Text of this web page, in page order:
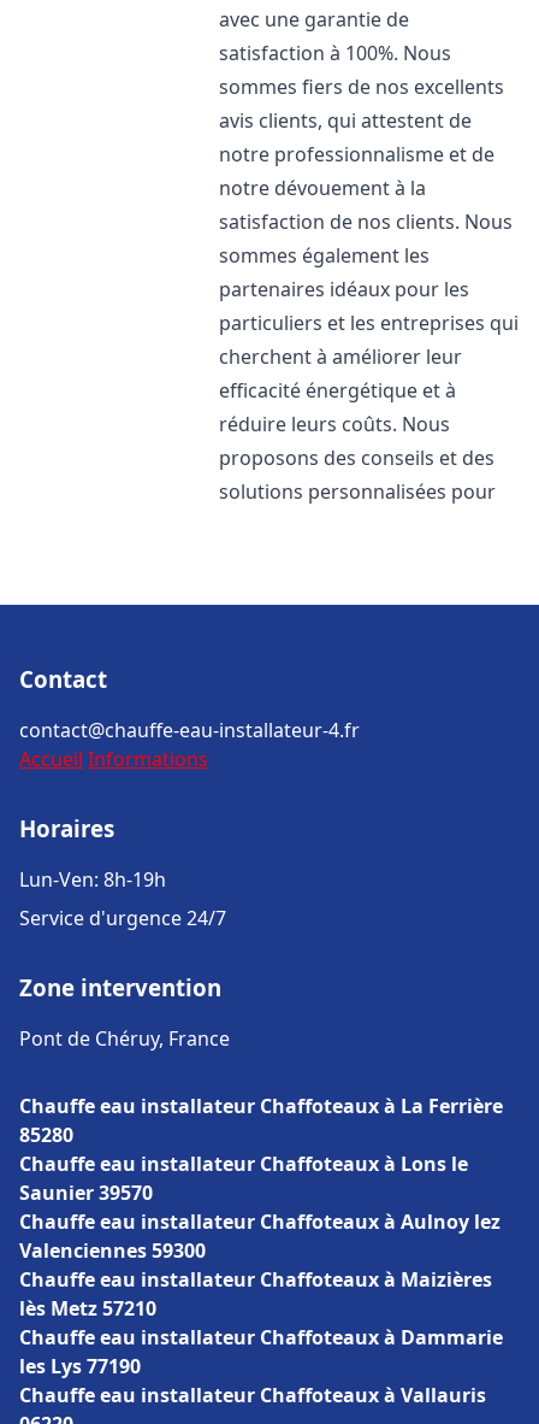
avec une garantie de
satisfaction à 100%. Nous
sommes fiers de nos excellents
avis clients, qui attestent de
notre professionnalisme et de
notre dévouement à la
satisfaction de nos clients. Nous
sommes également les
partenaires idéaux pour les
particuliers et les entreprises qui
cherchent à améliorer leur
efficacité énergétique et à
réduire leurs coûts. Nous
proposons des conseils et des
solutions personnalisées pour
Contact
contact@chauffe-eau-installateur-4.fr
Accueil Informations
Horaires
Lun-Ven: 8h-19h
Service d'urgence 24/7
Zone intervention
Pont de Chéruy, France
Chauffe eau installateur Chaffoteaux à La Ferrière
85280
Chauffe eau installateur Chaffoteaux à Lons le
Saunier 39570
Chauffe eau installateur Chaffoteaux à Aulnoy lez
Valenciennes 59300
Chauffe eau installateur Chaffoteaux à Maizières
lès Metz 57210
Chauffe eau installateur Chaffoteaux à Dammarie
les Lys 77190
Chauffe eau installateur Chaffoteaux à Vallauris